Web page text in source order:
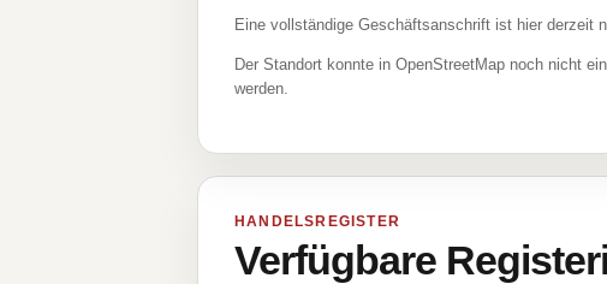
Eine vollständige Geschäftsanschrift ist hier derzeit
Der Standort konnte in OpenStreetMap noch nicht
werden.
HANDELSREGISTER
Verfügbare